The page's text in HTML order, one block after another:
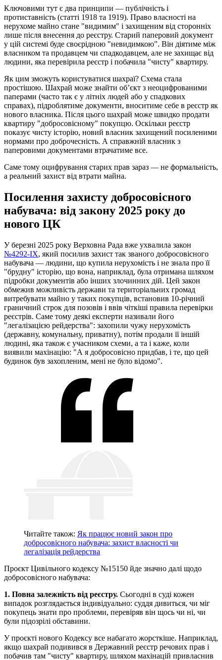
Ключовими тут є два принципи — публічність і
протиставність (статті 1918 та 1919). Право власності на
нерухоме майно стане "видимим" і захищеним від сторонніх
лише після внесення до реєстру. Старий паперовий документ
у цій системі буде своєрідною "невидимкою". Він діятиме між
власником та продавцем чи спадкодавцем, але не захищає від
людини, яка перевірила реєстр і побачила "чисту" квартиру.
Як цим зможуть користуватися шахраї? Схема стала
простішою. Шахрай може знайти об’єкт з неоцифрованими
паперами (часто так є у літніх людей або у спадкових
справах), підроблятиме документи, вноситиме себе в реєстр як
нового власника. Після цього шахрай може швидко продати
квартиру "добросовісному" покупцю. Оскільки реєстр
показує чисту історію, новий власник захищений посиленими
нормами про доброчесність. А справжній власник з
паперовими документами втрачатиме все.
Саме тому оцифрування старих прав зараз — не формальність,
а реальний захист від втрати майна.
Посилення захисту добросовісного
набувача: від закону 2025 року до
нового ЦК
У березні 2025 року Верховна Рада вже ухвалила закон
№4292-IX, який посилив захист так званого добросовісного
набувача — людини, що купила нерухомість і не знала про її
"брудну" історію, що вона, наприклад, була отримана шляхом
підробки документів або інших злочинних дій. Цей закон
обмежив можливість держави та територіальних громад
витребувати майно у таких покупців, встановив 10-річний
граничний строк для позовів і ввів чіткіші правила перевірки
реєстрів. Саме тому деякі експерти називали його
"легалізацією рейдерства": захопили чужу нерухомість
(державну, комунальну, приватну), потім продали її іншій
людині, яка також є учасником схеми, а та і каже, коли
виявили махінацію: "А я добросовісно придбав, і те, що цей
будинок був захопленим, мені не було відомо".
Читайте також: Як працює новий закон про
добросовісного набувача: захист власності чи
легалізація рейдерства
Проєкт Цивільного кодексу №15150 йде значно далі щодо
добросовісного набувача:
1. Повна залежність від реєстру. Сьогодні в суді кожен
випадок розглядається індивідуально: суддя дивиться, чи міг
покупець знати про проблеми, перевіряв він щось чи ні, чи
були підозрілі обставини.
У проєкті нового Кодексу все набагато жорсткіше. Наприклад,
якщо шахрай подивився в Державний реєстр речових прав і
побачив там "чисту" квартиру, шляхом махінацій привласнив